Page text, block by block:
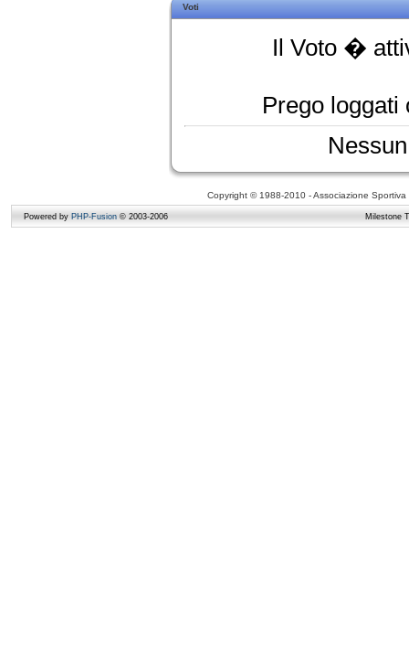
Voti
Il Voto �
Prego loggati
Copyright © 1988-2010 - Associazione
Powered by PHP-Fusion © 2003-2006 Milestone